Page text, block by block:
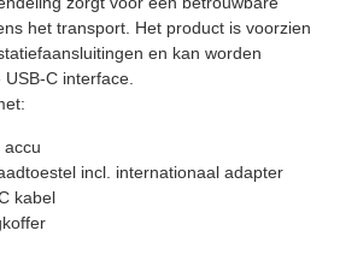
het transport. Het product is voorzien
en kan worden
C interface.
accu
incl. internationaal adapter
kabel